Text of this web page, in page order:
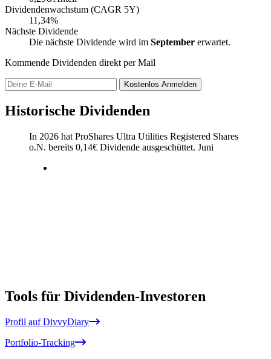
Dividendenwachstum (CAGR 5Y)
11,34%
Nächste Dividende
Die nächste Dividende wird im September erwartet.
Kommende Dividenden direkt per Mail
Kostenlos Anmelden
Historische Dividenden
In 2026 hat ProShares Ultra Utilities Registered Shares
o.N. bereits 0,14€ Dividende ausgeschüttet. Juni
Tools für Dividenden-Investoren
Profil auf DivvyDiary
Portfolio-Tracking